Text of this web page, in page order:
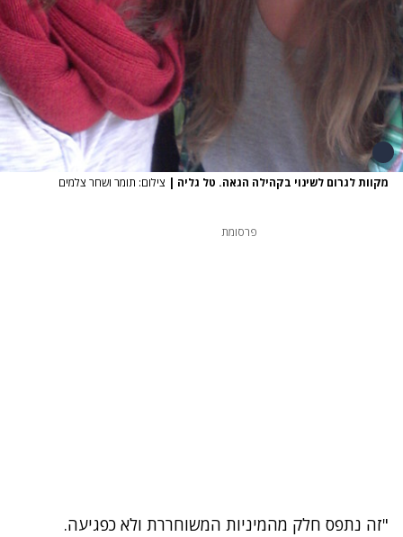
מקוות לגרום לשינוי בקהילה הגאה. טל גליה | צילום: תומר ושחר צלמים
פרסומת
"זה נתפס חלק מהמיניות המשוחררת ולא כפגיעה.